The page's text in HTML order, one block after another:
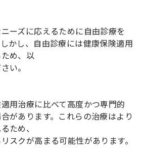
ーズに応えるために自由診療を
かし、自由診療には健康保険適用
め、以
い。
用治療に比べて高度かつ専門的
があります。これらの治療はより
ため、
スクが高まる可能性があります。